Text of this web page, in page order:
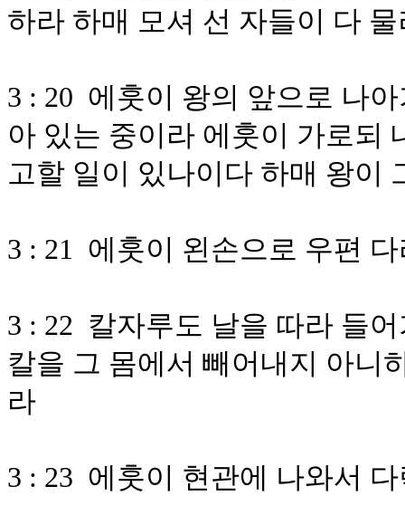
하라 하매 모셔 선 자들이 다
3 : 20 에훗이 왕의 앞으로 나
아 있는 중이라 에훗이 가로되
고할 일이 있나이다 하매 왕이
3 : 21 에훗이 왼손으로 우편
3 : 22 칼자루도 날을 따라 들
칼을 그 몸에서 빼어내지 아니
라
3 : 23 에훗이 현관에 나와서